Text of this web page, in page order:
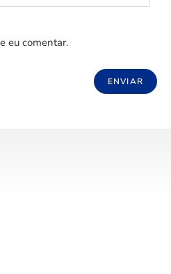
eu comentar.